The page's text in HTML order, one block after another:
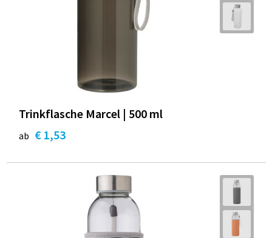
Trinkflasche Marcel | 500 ml
ab € 1,53